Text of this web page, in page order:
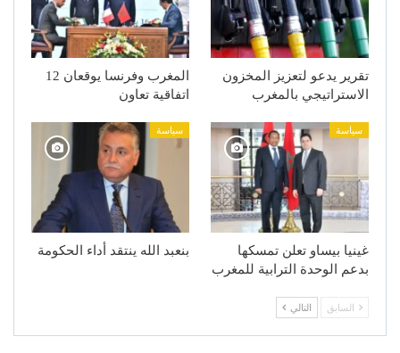
تقرير يدعو لتعزيز المخزون
الاستراتيجي بالمغرب
المغرب وفرنسا يوقعان 12
اتفاقية تعاون
سياسة
غينيا بيساو تعلن تمسكها
بدعم الوحدة الترابية للمغرب
سياسة
بنعبد الله ينتقد أداء الحكومة
السابق التالي